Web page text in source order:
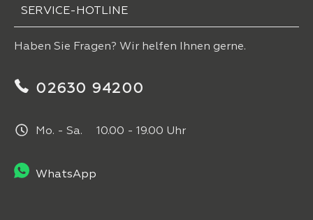
SERVICE-HOTLINE
Haben Sie Fragen? Wir helfen Ihnen gerne.
02630 94200
Mo. - Sa. 10.00 - 19.00 Uhr
WhatsApp